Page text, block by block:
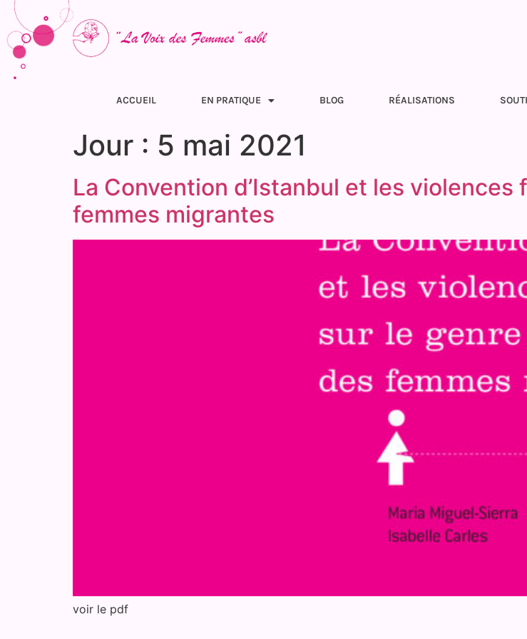
ACCUEIL EN PRATIQUE BLOG RÉALISATIONS
Jour : 5 mai 2021
La Convention d’Istanbul et les violences
femmes migrantes
voir le pdf